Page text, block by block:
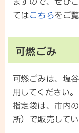
ますので、ぜひ
ては こちらをご
可燃ごみ
可燃ごみは、塩
用してください。
指定袋は、市内
所）で販売してい